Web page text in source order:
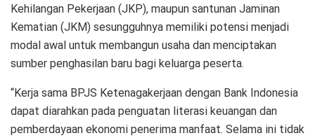
Kehilangan Pekerjaan (JKP), maupun santunan Jaminan
Kematian (JKM) sesungguhnya memiliki potensi menjadi
modal awal untuk membangun usaha dan menciptakan
sumber penghasilan baru bagi keluarga peserta.
“Kerja sama BPJS Ketenagakerjaan dengan Bank Indonesia
dapat diarahkan pada penguatan literasi keuangan dan
pemberdayaan ekonomi penerima manfaat. Selama ini tidak